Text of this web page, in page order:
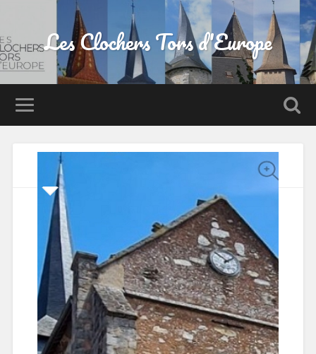
Les Clochers Tors d'Europe